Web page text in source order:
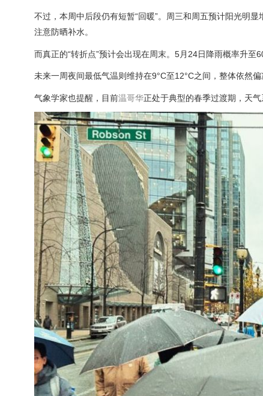
不过，本周中后段仍有短暂“回暖”。周三和周五预计阳光明
注意防晒补水。
而真正的“转折点”预计会出现在周末。5月24日降雨概率升
未来一周夜间最低气温则维持在9°C至12°C之间，整体依然偏
气象学家也提醒，目前温哥华正处于典型的春季过渡期，天气